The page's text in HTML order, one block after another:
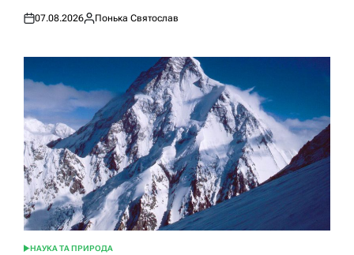
Оприлюднено
07.08.2026
Опубліковано
Понька Святослав
ОПУБЛІКУВАТИ
НАУКА ТА ПРИРОДА